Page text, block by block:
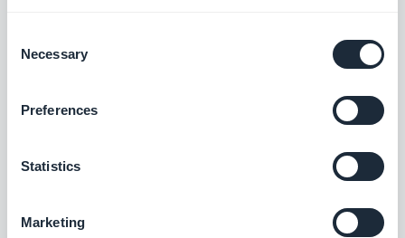
Selection
Necessary
Preferences
Statistics
Marketing
dans votre organisation en charge de faire valoir le
traitement des données personnelles.
cette personne dans votre backoffice ( Paramètres